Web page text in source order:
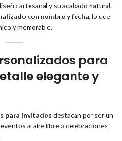
artesanal y su acabado natural.
con nombre y fecha, lo que
y memorable.
para
elegante y
para invitados destacan por ser un
al aire libre o celebraciones